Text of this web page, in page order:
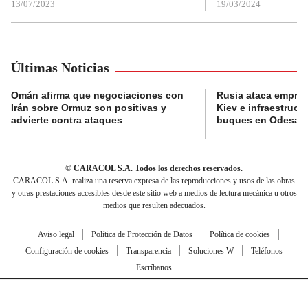
13/07/2023 19/03/2024
Últimas Noticias
Omán afirma que negociaciones con
Irán sobre Ormuz son positivas y
advierte contra ataques
Rusia ataca
Kiev e
buques en Odesa
© CARACOL S.A. Todos los derechos reservados.
CARACOL S.A. realiza una reserva expresa de las reproducciones y usos de las obras
y otras prestaciones accesibles desde este sitio web a medios de lectura mecánica u otros
medios que resulten adecuados.
Aviso legal Política de Protección de Datos
Política de cookies
Configuración de cookies
Transparencia Soluciones W
Teléfonos
Escríbanos